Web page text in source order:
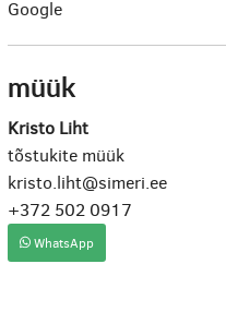
Google
müük
Kristo Liht
tõstukite müük
kristo.liht@simeri.ee
+372 502 0917
WhatsApp